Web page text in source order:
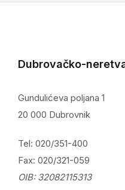
Dubrovačko-
Gundulićeva poljana 1
20 000 Dubrovnik
Tel: 020/351-400
Fax: 020/321-059
OIB: 32082115313